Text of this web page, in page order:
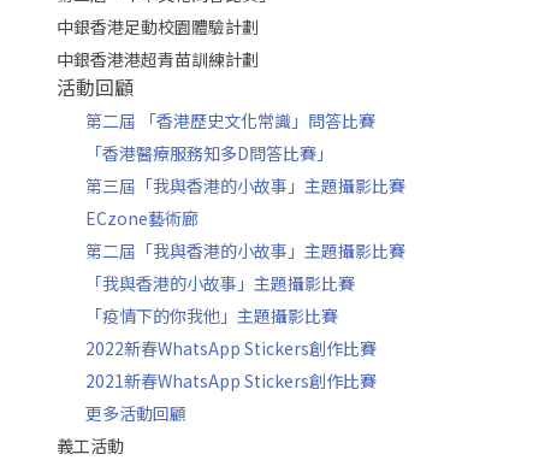
中銀香港足動校園體驗計劃
中銀香港港超青苗訓練計劃
活動回顧
第二屆 「香港歷史文化常識」問答比賽
「香港醫療服務知多D問答比賽」
第三屆「我與香港的小故事」主題攝影比賽
ECzone藝術廊
第二屆「我與香港的小故事」主題攝影比賽
「我與香港的小故事」主題攝影比賽
「疫情下的你我他」主題攝影比賽
2022新春WhatsApp Stickers創作比賽
2021新春WhatsApp Stickers創作比賽
更多活動回顧
義工活動